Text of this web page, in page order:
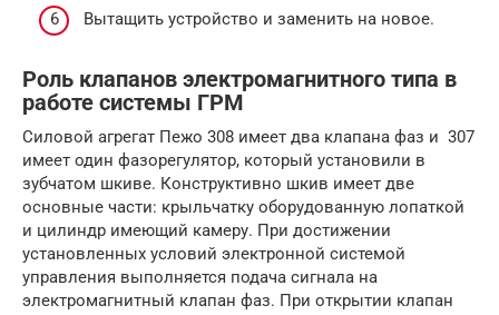
Вытащить устройство и заменить на новое.
Роль клапанов электромагнитного типа в
работе системы ГРМ
Силовой агрегат Пежо 308 имеет два клапана фаз и 307
имеет один фазорегулятор, который установили в
зубчатом шкиве. Конструктивно шкив имеет две
основные части: крыльчатку оборудованную лопаткой
и цилиндр имеющий камеру. При достижении
установленных условий электронной системой
управления выполняется подача сигнала на
электромагнитный клапан фаз. При открытии клапан